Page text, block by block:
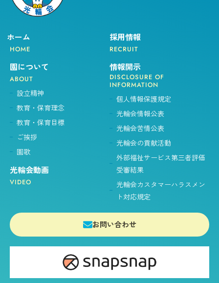
ホーム
HOME
園について
ABOUT
設立精神
教育・保育理念
教育・保育目標
ご挨拶
園歌
光輪会動画
VIDEO
採用情報
RECRUIT
情報開示
DISCLOSURE OF
INFORMATION
個人情報保護規定
光輪会情報公表
光輪会苦情公表
光輪会の貢献活動
外部福祉サービス第三者評価
受審結果
光輪会カスタマーハラスメン
ト対応規定
お問い合わせ